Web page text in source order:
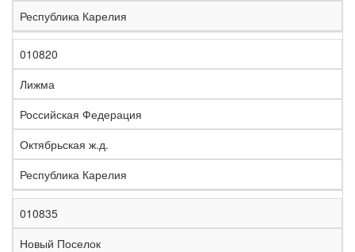
Республика Карелия
010820
Лижма
Российская Федерация
Октябрьская ж.д.
Республика Карелия
010835
Новый Поселок